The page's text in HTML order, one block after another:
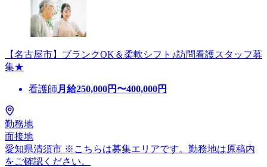
【名古屋市】ブランクOK＆柔軟シフト♪訪問看護スタッフ募
集★
看護師 月給250,000円〜400,000円
勤務地
面接地
愛知県清須市 ※こちらは募集エリアです。勤務地は原稿内
をご確認ください。